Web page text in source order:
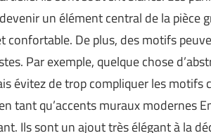
un élément central de la pièce
confortable. De plus, des motifs
Par exemple, quelque chose
évitez de trop compliquer les motifs
tant qu’accents muraux modernes
Ils sont un ajout très élégant à la